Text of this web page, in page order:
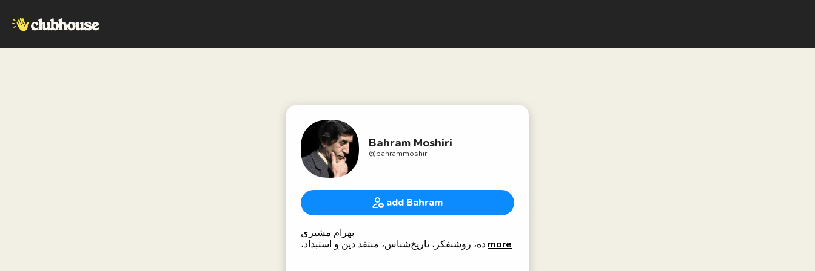
Bahram Moshiri
@bahrammoshiri
add Bahram
بهرام مشیری
نویسنده، روشنفکر، تاریخ‌شناس، منتقد دین و استبداد،
more